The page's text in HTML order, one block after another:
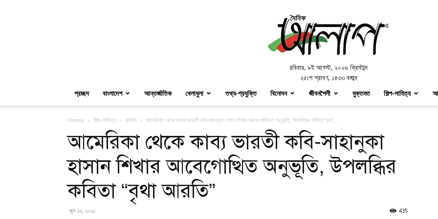
Alap
রবিবার, ৯ই আগস্ট, ২০২৬ খ্রিস্টাব্দ
২৫শে শ্রাবণ, ১৪৩৩ বঙ্গাব্দ
প্রচ্ছদ
বাংলাদেশ আন্তর্জাতিক খেলাধুলা তথ্য-প্রযুক্তি বিনোদন জীবনশৈলী মুক্তমত শিল্প-সাহিত্য
Home শিল্প-সাহিত্য কবিতা আমেরিকা থেকে কাব্য ভারতী কবি-সাহানুকা হাসান শিখার আবেগোত্থিত অনুভূতি, উপলব্ধির কবিতা “বৃথা...
আমেরিকা থেকে কাব্য ভারতী কবি-সাহানুকা
হাসান শিখার আবেগোত্থিত অনুভূতি, উপলব্ধির
কবিতা “বৃথা আরতি”
জুন ২৩, ২০২১ 435